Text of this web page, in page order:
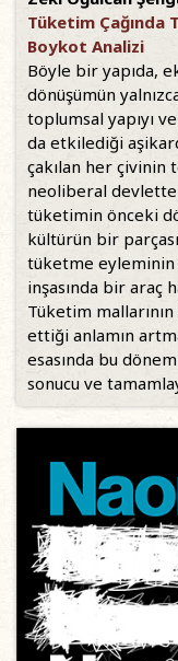
Tüketim Çağında
Boykot Analizi
Böyle bir yapıda,
dönüşümün
toplumsal yapıyı
da etkilediği
çakılan her çivinin
neoliberal devlette
tüketimin önceki
kültürün bir
tüketme
inşasında bir araç
Tüketim
ettiği anlamın
esasında bu
sonucu ve